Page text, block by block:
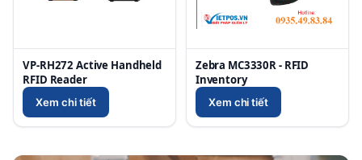
VP-RH272 Active Handheld
RFID Reader
Xem chi tiết
Zebra MC3330R - RFID
Inventory
Xem chi tiết